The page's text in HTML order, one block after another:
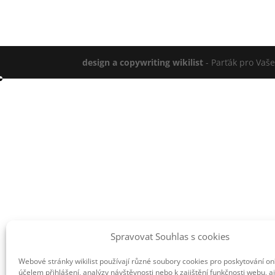
Spravovat Souhlas s cookies
Webové stránky wikilist používají různé soubory cookies pro poskytování
účelem přihlášení, analýzy návštěvnosti nebo k zajištění funkčnosti webu,
design a copywriting wikilist - Parťák pro